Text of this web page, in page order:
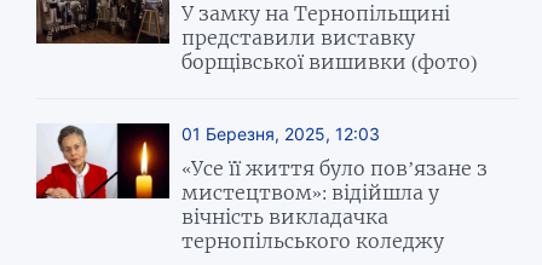
У замку на Тернопільщині
представили виставку
борщівської вишивки (фото)
01 Березня, 2025, 12:03
«Усе її життя було пов’язане з
мистецтвом»: відійшла у
вічність викладачка
тернопільського коледжу